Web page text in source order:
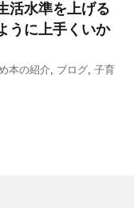
活水準を上げる
うに上手くいか
本の紹介, ブログ, 子育